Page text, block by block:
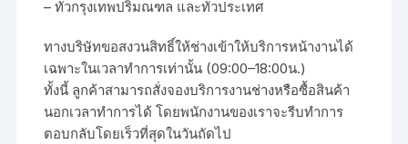
– ทั่วกรุงเทพปริมณฑล และทั่วประเทศ
ทางบริษัทขอสงวนสิทธิ์ให้ช่างเข้าให้บริการหน้างานได้
เฉพาะในเวลาทำการเท่านั้น (09:00–18:00น.)
ทั้งนี้ ลูกค้าสามารถสั่งจองบริการงานช่างหรือซื้อสินค้า
นอกเวลาทำการได้ โดยพนักงานของเราจะรีบทำการ
ตอบกลับโดยเร็วที่สุดในวันถัดไป